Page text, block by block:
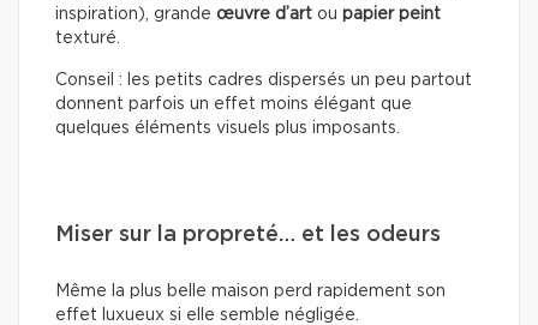
inspiration), grande œuvre d’art ou papier peint
texturé.
Conseil : les petits cadres dispersés un peu partout
donnent parfois un effet moins élégant que
quelques éléments visuels plus imposants.
Miser sur la propreté… et les odeurs
Même la plus belle maison perd rapidement son
effet luxueux si elle semble négligée.